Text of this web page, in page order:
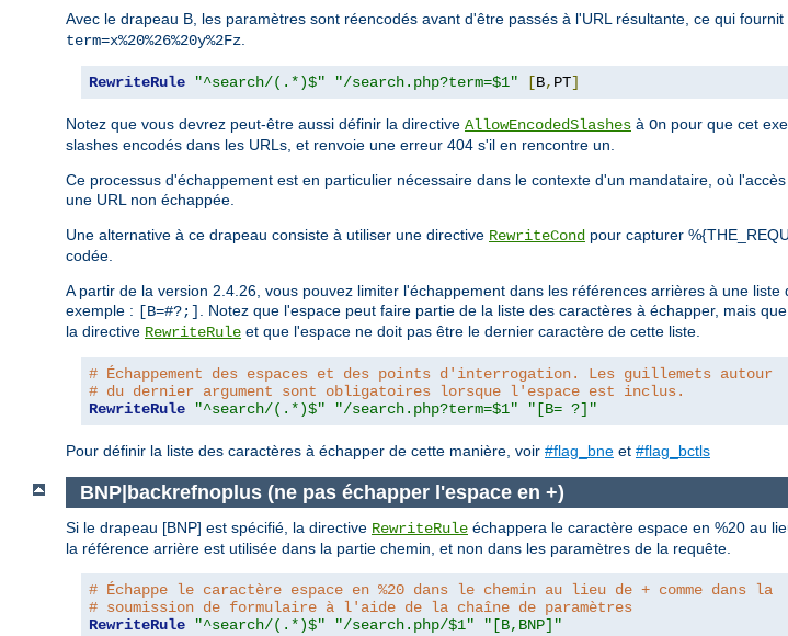
Avec le drapeau B, les paramètres sont réencodés avant d'être passés à l'URL résultante, ce qui
term=x%20%26%20y%2Fz
RewriteRule "^search/(.*)$" "/search.php?term=$1" [B, PT]
Notez que vous devrez peut-être aussi définir la directive AllowEncodedSlashes à On pour que cet
slashes encodés dans les URLs, et renvoie une erreur 404 s'il en rencontre un.
Ce processus d'échappement est en particulier nécessaire dans le contexte d'un mandataire, où
une URL non échappée.
Une alternative à ce drapeau consiste à utiliser une directive RewriteCond pour capturer
codée.
A partir de la version 2.4.26, vous pouvez limiter l'échappement dans les références arrières à une
exemple : [B=#?;]
. Notez que l'espace peut faire partie de la liste des caractères à échapper, mais
la directive RewriteRule et que l'espace ne doit pas être le dernier caractère de cette liste.
# Échappement des espaces et des points d'interrogation. Les guillemets autour
# du dernier argument sont obligatoires lorsque l'espace est inclus.
RewriteRule
"^search/(.*)$" "/search.php?term=$1" "[B= ?]"
Pour définir la liste des caractères à échapper de cette manière, voir #flag_bne et #flag_bctls
BNP|backrefnoplus (ne pas échapper l'espace en +)
Si le drapeau [BNP] est spécifié, la directive RewriteRule échappera le caractère espace en %20 au
la référence arrière est utilisée dans la partie chemin, et non dans les paramètres de la requête.
# Échappe le caractère espace en %20 dans le chemin au lieu de + comme dans la
# soumission de formulaire à l'aide de la chaîne de paramètres
RewriteRule
"^search/(.*)$" "/search.php/$1" "[B,BNP]"